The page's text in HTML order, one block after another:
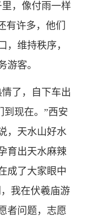
，像付雨一样
有许多，他们
，维持秩序，
游客。
了，自下车出
到现在。”西安
，天水山好水
育出天水麻辣
成了大家眼中
我在伏羲庙游
者问题，志愿